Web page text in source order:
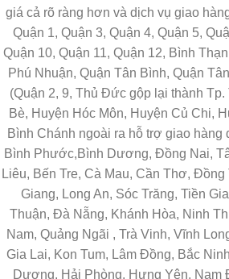
giá cả rõ ràng hơn và dịch vụ giao
Quận 1, Quận 3, Quận 4, Quận 5,
Quận 10, Quận 11, Quận 12, Bình
Phú Nhuận, Quận Tân Bình, Quận
(Quận 2, 9, Thủ Đức gộp lại thành
Bè, Huyện Hóc Môn, Huyện Củ Chi,
Bình Chánh ngoài ra hỗ trợ giao hàng
Bình Phước,Bình Dương, Đồng Nai,
Liêu, Bến Tre, Cà Mau, Cần Thơ,
Giang, Long An, Sóc Trăng, Tiền
Thuận, Đà Nẵng, Khánh Hòa, Ninh
Nam, Quảng Ngãi , Trà Vinh, Vĩnh
Gia Lai, Kon Tum, Lâm Đồng, Bắc
Dương, Hải Phòng, Hưng Yên, Nam